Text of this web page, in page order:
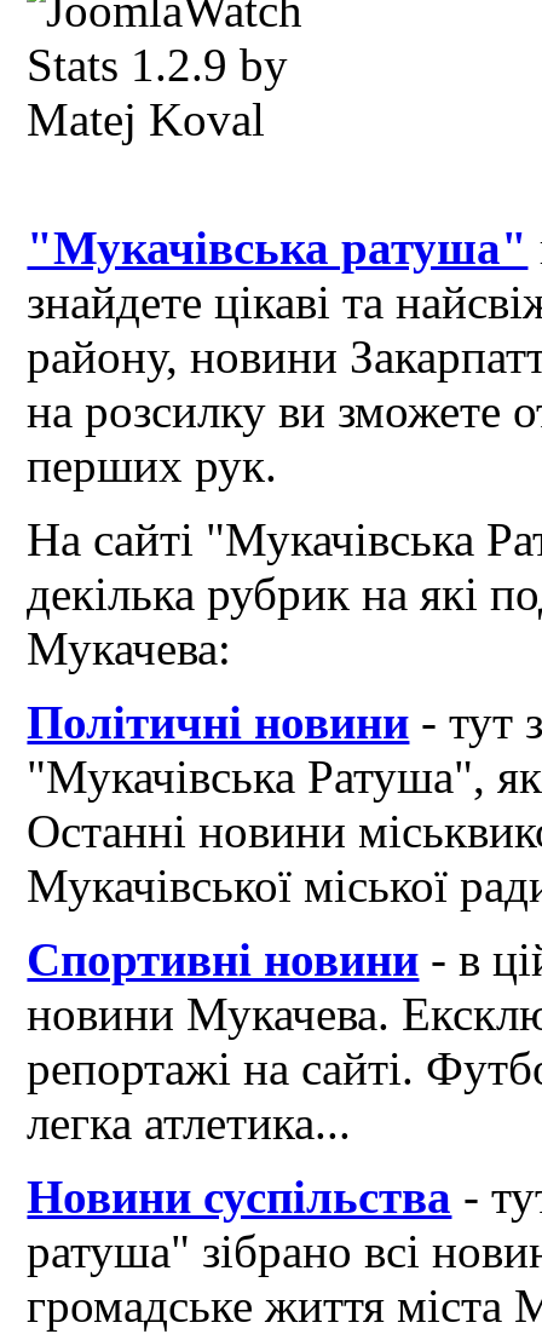
"Мукачівська ратуша"
знайдете цікаві та
району, новини
на розсилку ви зможете
перших рук.
На сайті "Мукачівська
декілька рубрик на які
Мукачева:
Політичні новини - тут
"Мукачівська Ратуша",
Останні новини
Мукачівської міської
Спортивні новини - в
новини Мукачева.
репортажі на сайті.
легка атлетика...
Новини суспільства -
ратуша" зібрано всі
громадське життя міста